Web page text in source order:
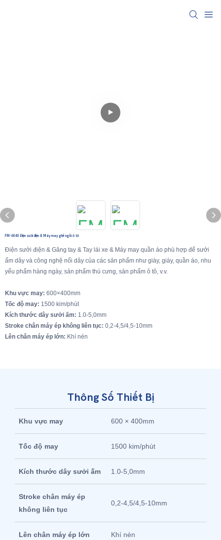
FM-6040 Điện sưởi điện & Máy may ghế ngồi ô tô
Điện sưởi điện & Găng tay & Tay lái xe & Máy may quần áo phù hợp để sưởi
ấm dây và công nghệ nối dây của các sản phẩm như giày, giày, quần áo, nhu
yếu phẩm hàng ngày, sản phẩm thú cưng, sản phẩm ô tô, v.v.
Khu vực may: 600×400mm
Tốc độ may: 1500 kim/phút
Kích thước dây sưởi ấm: 1.0-5,0mm
Stroke chân máy ép không liên tục: 0,2-4,5/4,5-10mm
Lên chân máy ép lớn: Khí nén
Thông Số Thiết Bị
Khu vực may 600 × 400mm
Tốc độ may 1500 kim/phút
Kích thước dây sưởi ấm 1.0-5,0mm
Stroke chân máy ép
không liên tục
0,2-4,5/4,5-10mm
Lên chân máy ép lớn Khí nén